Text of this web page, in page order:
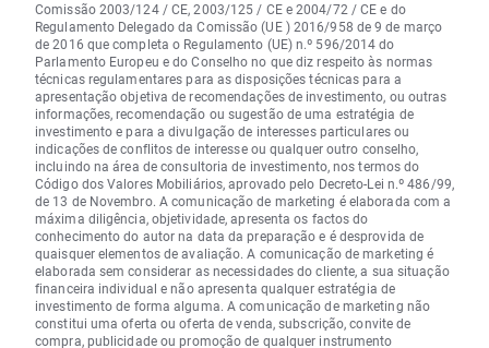
Comissão 2003/124 / CE, 2003/125 / CE e 2004/72 / CE e do
Regulamento Delegado da Comissão (UE ) 2016/958 de 9 de março
de 2016 que completa o Regulamento (UE) n.º 596/2014 do
Parlamento Europeu e do Conselho no que diz respeito às normas
técnicas regulamentares para as disposições técnicas para a
apresentação objetiva de recomendações de investimento, ou outras
informações, recomendação ou sugestão de uma estratégia de
investimento e para a divulgação de interesses particulares ou
indicações de conflitos de interesse ou qualquer outro conselho,
incluindo na área de consultoria de investimento, nos termos do
Código dos Valores Mobiliários, aprovado pelo Decreto-Lei n.º 486/99,
de 13 de Novembro. A comunicação de marketing é elaborada com a
máxima diligência, objetividade, apresenta os factos do
conhecimento do autor na data da preparação e é desprovida de
quaisquer elementos de avaliação. A comunicação de marketing é
elaborada sem considerar as necessidades do cliente, a sua situação
financeira individual e não apresenta qualquer estratégia de
investimento de forma alguma. A comunicação de marketing não
constitui uma oferta ou oferta de venda, subscrição, convite de
compra, publicidade ou promoção de qualquer instrumento